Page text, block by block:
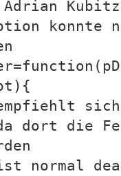
konnte
empfiehlt
dort die
ist normal